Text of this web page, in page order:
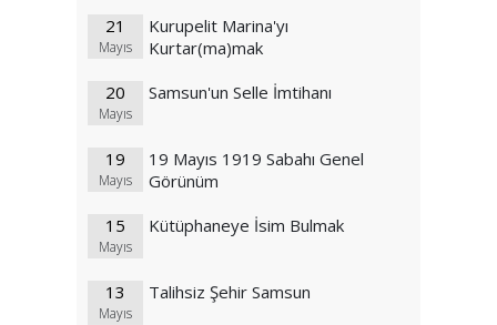
21
Mayıs
Kurupelit Marina'yı
Kurtar(ma)mak
20
Mayıs
Samsun'un Selle İmtihanı
19
Mayıs
19 Mayıs 1919 Sabahı Genel
Görünüm
15
Mayıs
Kütüphaneye İsim Bulmak
13
Mayıs
Talihsiz Şehir Samsun